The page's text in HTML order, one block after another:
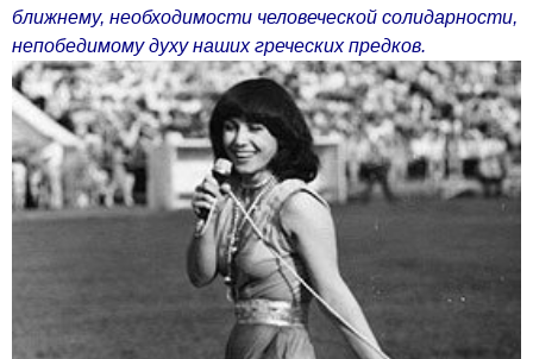
ближнему, необходимости человеческой солидарности,
непобедимому духу наших греческих предков.